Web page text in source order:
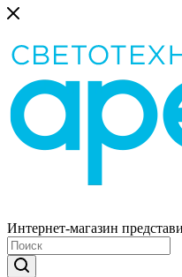
Интернет-магазин